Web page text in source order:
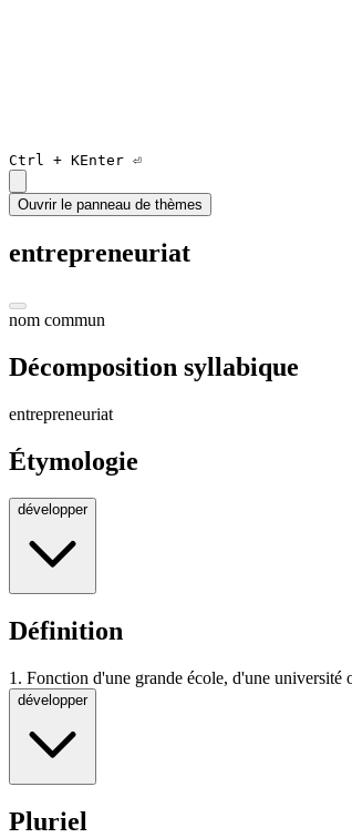
Ctrl + KEnter ⏎
Ouvrir le panneau de thèmes
entrepreneuriat
nom commun
Décomposition syllabique
entrepreneuriat
Étymologie
développer
Définition
1. Fonction d'une grande école, d'une université
développer
Pluriel